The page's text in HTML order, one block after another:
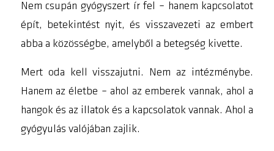
Nem csupán gyógyszert ír fel – hanem kapcsolatot
épít, betekintést nyit, és visszavezeti az embert
abba a közösségbe, amelyből a betegség kivette.
Mert oda kell visszajutni. Nem az intézménybe.
Hanem az életbe – ahol az emberek vannak, ahol a
hangok és az illatok és a kapcsolatok vannak. Ahol a
gyógyulás valójában zajlik.